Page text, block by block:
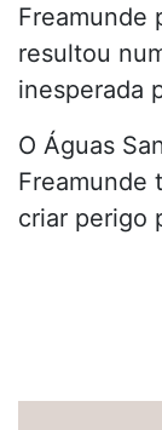
Freamunde
resultou
inesperada
O Águas
Freamunde
criar perigo